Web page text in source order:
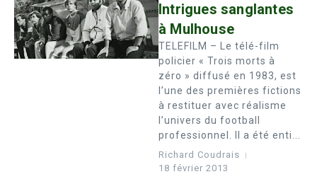
Intrigues sanglantes
à Mulhouse
TELEFILM – Le télé-film
policier « Trois morts à
zéro » diffusé en 1983, est
l’une des premières fictions
à restituer avec réalisme
l’univers du football
professionnel. Il a été enti...
Richard Coudrais
18 février 2013